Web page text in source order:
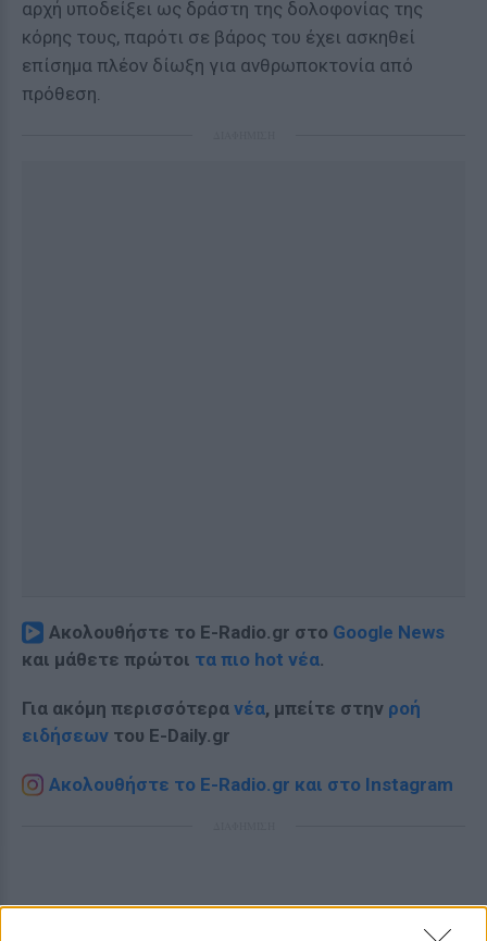
αρχή υποδείξει ως δράστη της δολοφονίας της
κόρης τους, παρότι σε βάρος του έχει ασκηθεί
επίσημα πλέον δίωξη για ανθρωποκτονία από
πρόθεση.
Ακολουθήστε το E-Radio.gr στο Google News
και μάθετε πρώτοι τα πιο hot νέα.
Για ακόμη περισσότερα νέα, μπείτε στην ροή
ειδήσεων του E-Daily.gr
Ακολουθήστε το E-Radio.gr και στο Instagram